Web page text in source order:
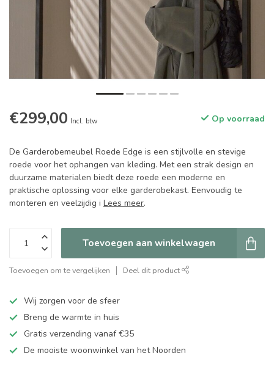
€299,00 Incl. btw Op voorraad
De Garderobemeubel Roede Edge is een stijlvolle en stevige
roede voor het ophangen van kleding. Met een strak design en
duurzame materialen biedt deze roede een moderne en
praktische oplossing voor elke garderobekast. Eenvoudig te
monteren en veelzijdig i Lees meer.
Toevoegen aan winkelwagen
Toevoegen om te vergelijken Deel dit product
Wij zorgen voor de sfeer
Breng de warmte in huis
Gratis verzending vanaf €35
De mooiste woonwinkel van het Noorden